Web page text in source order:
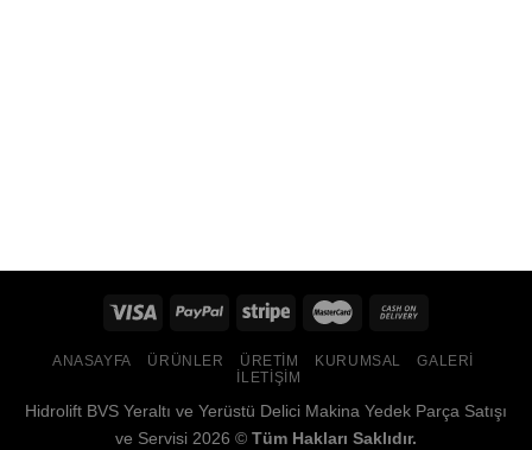
ANASAYFA ÜRÜNLER ÜRETIM KURUMSAL
GALERI
İLETIŞIM
Hidrolift BVS Yeraltı ve Yerüstü Delici Makina Yedek Parça Satışı
ve Servisi 2026 © Tüm Hakları Saklıdır.